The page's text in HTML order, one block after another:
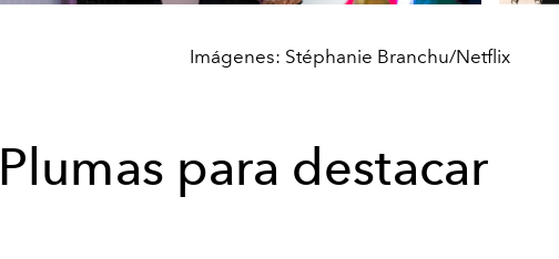
Imágenes: Stéphanie Branchu/Netflix
Plumas para destacar